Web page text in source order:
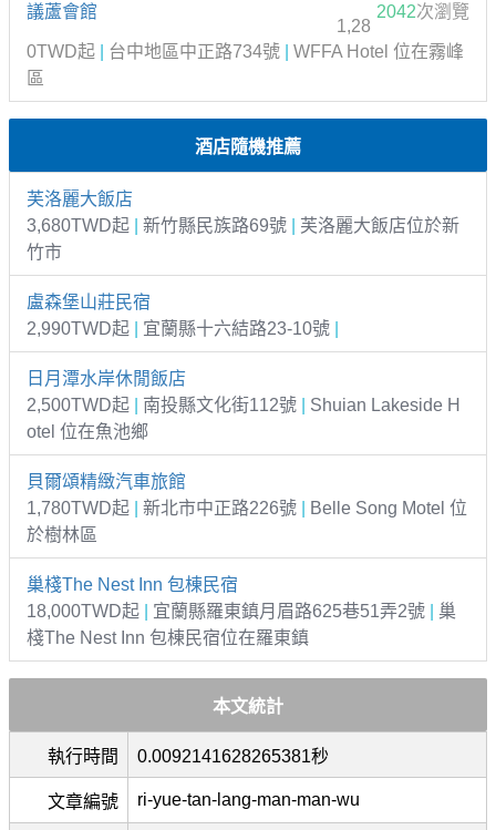
議蘆會館 2042次瀏覽
1,28
0TWD起
台中地區中正路734號
WFFA Hotel 位在霧峰
區
酒店隨機推薦
芙洛麗大飯店
3,680TWD起
新竹縣民族路69號
芙洛麗大飯店位於新
竹市
盧森堡山莊民宿
2,990TWD起
宜蘭縣十六結路23-10號
日月潭水岸休閒飯店
2,500TWD起
南投縣文化街112號
Shuian Lakeside H
otel 位在魚池鄉
貝爾頌精緻汽車旅館
1,780TWD起
新北市中正路226號
Belle Song Motel 位
於樹林區
巢棧The Nest Inn 包棟民宿
18,000TWD起
宜蘭縣羅東鎮月眉路625巷51弄2號
巢
棧The Nest Inn 包棟民宿位在羅東鎮
本文統計
執行時間 0.0092141628265381秒
文章編號 ri-yue-tan-lang-man-man-wu